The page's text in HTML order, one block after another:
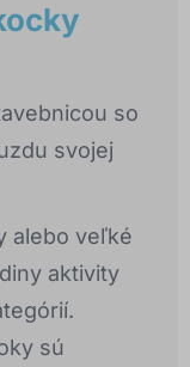
so
svojej
alebo veľké
aktivity
sú